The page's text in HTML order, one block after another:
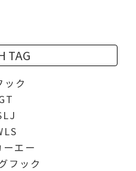
TAG
ック
エー
フック